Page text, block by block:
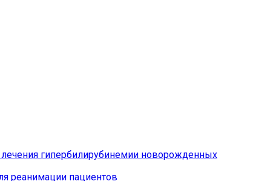
гипербилирубинемии новорожденных
реанимации пациентов